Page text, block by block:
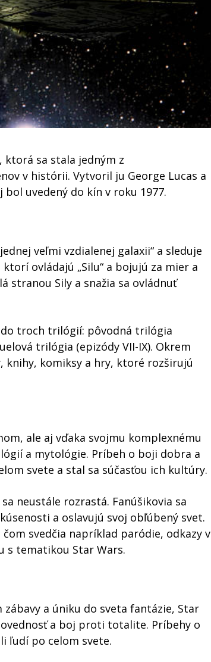
ktorá sa stala jedným z
v histórii. Vytvoril ju George Lucas a
bol uvedený do kín v roku 1977.
veľmi vzdialenej galaxii“ a sleduje
ovládajú „Silu“ a bojujú za mier a
stranou Sily a snažia sa ovládnuť
do troch trilógií: pôvodná trilógia
trilógia (epizódy VII-IX). Okrem
knihy, komiksy a hry, ktoré rozširujú
ale aj vďaka svojmu komplexnému
a mytológie. Príbeh o boji dobra a
svete a stal sa súčasťou ich kultúry.
neustále rozrastá. Fanúšikovia sa
a oslavujú svoj obľúbený svet.
svedčia napríklad paródie, odkazy v
s tematikou Star Wars.
a úniku do sveta fantázie, Star
a boj proti totalite. Príbehy o
ľudí po celom svete.